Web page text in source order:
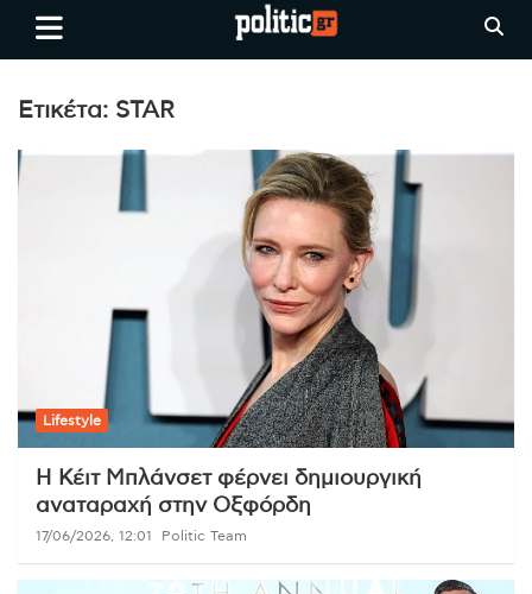
Skip
Ειδήσεις απο τη
Θεσσαλονίκη, την Ελλάδα και
όλο τον Κόσμο
politic.gr
Ετικέτα: STAR
Lifestyle
Η Κέιτ Μπλάνσετ φέρνει δημιουργική
αναταραχή στην Οξφόρδη
17/06/2026, 12:01 Politic Team